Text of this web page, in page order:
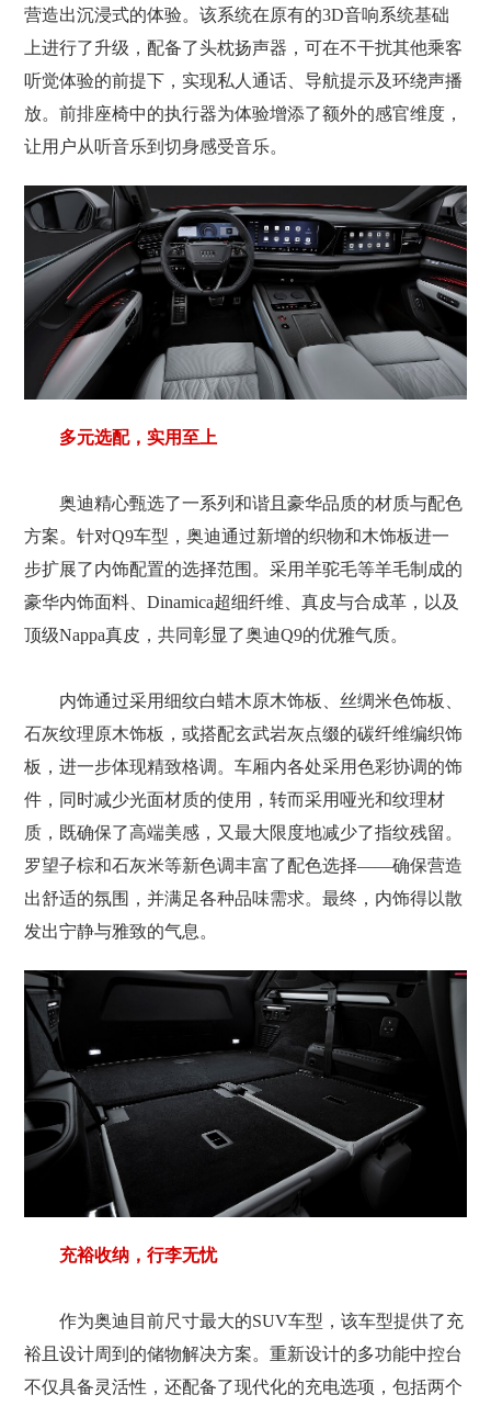
营造出沉浸式的体验。该系统在原有的3D音响系统基础
上进行了升级，配备了头枕扬声器，可在不干扰其他乘客
听觉体验的前提下，实现私人通话、导航提示及环绕声播
放。前排座椅中的执行器为体验增添了额外的感官维度，
让用户从听音乐到切身感受音乐。
多元选配，实用至上
奥迪精心甄选了一系列和谐且豪华品质的材质与配色
方案。针对Q9车型，奥迪通过新增的织物和木饰板进一
步扩展了内饰配置的选择范围。采用羊驼毛等羊毛制成的
豪华内饰面料、Dinamica超细纤维、真皮与合成革，以及
顶级Nappa真皮，共同彰显了奥迪Q9的优雅气质。
内饰通过采用细纹白蜡木原木饰板、丝绸米色饰板、
石灰纹理原木饰板，或搭配玄武岩灰点缀的碳纤维编织饰
板，进一步体现精致格调。车厢内各处采用色彩协调的饰
件，同时减少光面材质的使用，转而采用哑光和纹理材
质，既确保了高端美感，又最大限度地减少了指纹残留。
罗望子棕和石灰米等新色调丰富了配色选择——确保营造
出舒适的氛围，并满足各种品味需求。最终，内饰得以散
发出宁静与雅致的气息。
充裕收纳，行李无忧
作为奥迪目前尺寸最大的SUV车型，该车型提供了充
裕且设计周到的储物解决方案。重新设计的多功能中控台
不仅具备灵活性，还配备了现代化的充电选项，包括两个